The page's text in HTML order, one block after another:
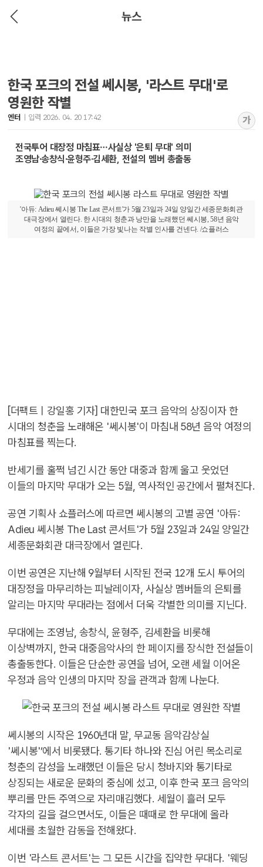
뉴스
한국 포크의 전설 쎄시봉, '라스트 무대'로
영원한 작별
엔터 입력 2026. 04. 20 17:42 가
전국투어 대장정 마침표…사실상 '은퇴 무대' 의미
조영남·송창식·윤형주·김세환, 전설의 멤버 총출동
'아듀: Adieu 쎄시봉 The Last 콘서트'가 5월 23일과 24일 양일간 세종문화회관
대극장에서 열린다. 한 시대의 청춘과 낭만을 노래했던 쎄시봉, 58년 음악
여정의 끝에서, 이들은 가장 빛나는 작별 인사를 건넨다. /쇼플러스
[더팩트ㅣ강일홍 기자] 대한민국 포크 음악의 상징이자 한
시대의 청춘을 노래해온 '쎄시봉'이 마침내 58년 음악 여정의
마침표를 찍는다.
반세기를 훌쩍 넘긴 시간 동안 대중과 함께 울고 웃었던
이들의 마지막 무대가 오는 5월, 역사적인 공간에서 펼쳐진다.
공연 기획사 쇼플러스에 따르면 쎄시봉의 고별 공연 '아듀:
Adieu 쎄시봉 The Last 콘서트'가 5월 23일과 24일 양일간
세종문화회관 대극장에서 열린다.
이번 공연은 지난해 9월부터 시작된 전국 12개 도시 투어의
대장정을 마무리하는 피날레이자, 사실상 멤버들의 은퇴를
알리는 마지막 무대라는 점에서 더욱 각별한 의미를 지닌다.
무대에는 조영남, 송창식, 윤형주, 김세환을 비롯해
이상벽까지, 한국 대중음악사의 한 페이지를 장식한 전설들이
총출동한다. 이들은 단순한 공연을 넘어, 오랜 세월 이어온
우정과 음악 인생의 마지막 장을 관객과 함께 나눈다.
쎄시봉의 시작은 1960년대 말, 무교동 음악감상실
'쎄시봉'’에서 비롯됐다. 통기타 하나와 진심 어린 목소리로
청춘의 감성을 노래했던 이들은 당시 청바지와 통기타로
상징되는 새로운 문화의 중심에 섰고, 이후 한국 포크 음악의
뿌리를 만든 주역으로 자리매김했다. 세월이 흘러 모두
각자의 길을 걸으면서도, 이들은 때때로 한 무대에 올라
세대를 초월한 감동을 전해왔다.
이번 '라스트 콘서트'는 그 모든 시간을 집약한 무대다. '웨딩